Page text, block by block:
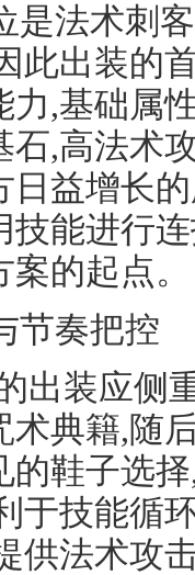
是法术刺
此出装的
力,基础属
石,高法术
日益增长
技能进行
的起点。
节奏把控
出装应侧
术典籍,随
的鞋子选
于技能循
供法术攻